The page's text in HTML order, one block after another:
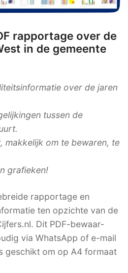
rapportage over de
in de gemeente
over de jaren
tussen de
makkelijk om te bewaren, te
grafieken!
rapportage en
ten opzichte van de
Dit PDF-bewaar-
via WhatsApp of e-mail
geschikt om op A4 formaat